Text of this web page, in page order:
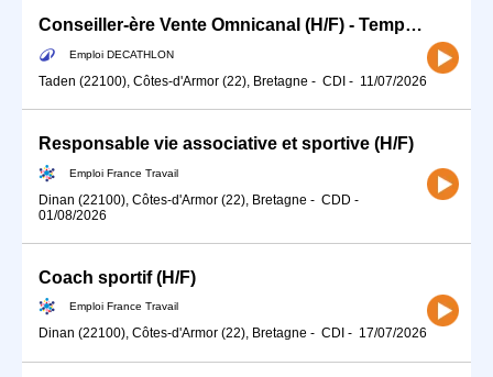
Conseiller-ère Vente Omnicanal (H/F) - Temps partiel cycle 12H
Emploi DECATHLON
Taden (22100), Côtes-d'Armor (22), Bretagne - CDI - 11/07/2026
Responsable vie associative et sportive (H/F)
Emploi France Travail
Dinan (22100), Côtes-d'Armor (22), Bretagne - CDD -
01/08/2026
Coach sportif (H/F)
Emploi France Travail
Dinan (22100), Côtes-d'Armor (22), Bretagne - CDI - 17/07/2026